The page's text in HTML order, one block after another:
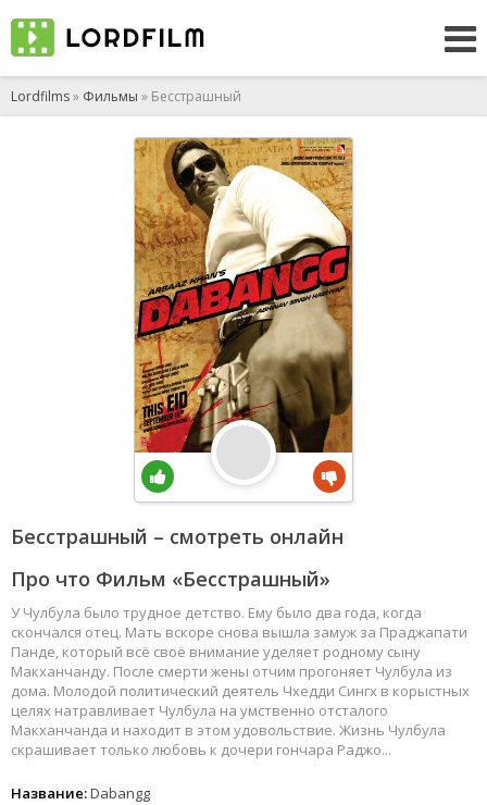
Lordfilms» Фильмы » Бесстрашный
Бесстрашный – смотреть онлайн
Про что Фильм «Бесстрашный»
У Чулбула было трудное детство. Ему было два года, когда
скончался отец. Мать вскоре снова вышла замуж за Праджапати
Панде, который всё своё внимание уделяет родному сыну
Макханчанду. После смерти жены отчим прогоняет Чулбула из
дома. Молодой политический деятель Чхедди Сингх в корыстных
целях натравливает Чулбула на умственно отсталого
Макханчанда и находит в этом удовольствие. Жизнь Чулбула
скрашивает только любовь к дочери гончара Раджо...
Название:Dabangg